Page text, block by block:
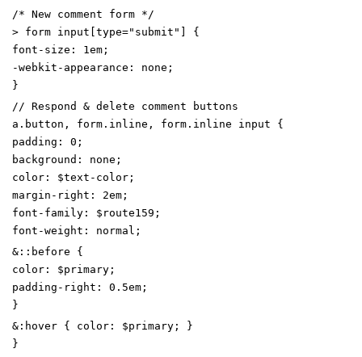
/* New comment form */
> form input [type=" submit " ]
{
font-size : 1 em ;
-webkit-appearance : none ;
}
// Respond & delete comment buttons
a . button , form . inline , form . inline input
{
padding : 0 ;
background : none ;
color : $text-color ;
margin-right : 2em ;
font-family : $route159 ;
font-weight : normal ;
& : : before
{
color : $primary ;
padding-right : 0 .5em ;
}
& : hover { color : $primary ;
}
}